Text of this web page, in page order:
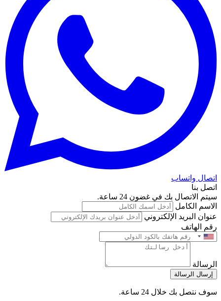
اتصال واتساب
اتصل بنا
سيتم الاتصال بك في غضون 24 ساعة.
الاسم الكامل
عنوان البريد الإلكتروني
رقم الهاتف
الرسالة
إرسال الرسالة
سوف نتصل بك خلال 24 ساعة.